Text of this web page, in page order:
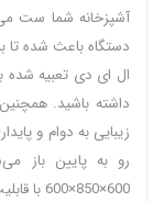
آشپزخانه شما ست
دستگاه باعث شده
ال ای دی تعبیه
داشته باشید.
زیبایی به دوام و